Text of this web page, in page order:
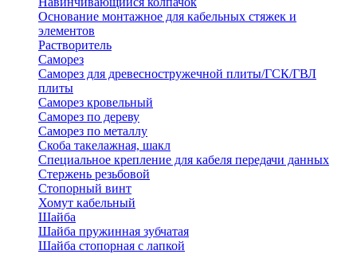
Основание монтажное для кабельных стяжек и
элементов
Растворитель
Саморез
Саморез для древесностружечной плиты/ГСК/ГВЛ
плиты
Саморез кровельный
Саморез по дереву
Саморез по металлу
Скоба такелажная, шакл
Специальное крепление для кабеля передачи данных
Стержень резьбовой
Стопорный винт
Хомут кабельный
Шайба
Шайба пружинная зубчатая
Шайба стопорная с лапкой